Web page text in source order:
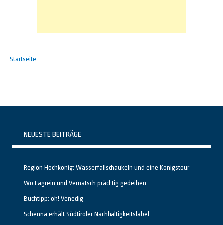
Startseite
NEUESTE BEITRÄGE
Region Hochkönig: Wasserfallschaukeln und eine Königstour
Wo Lagrein und Vernatsch prächtig gedeihen
Buchtipp: oh! Venedig
Schenna erhält Südtiroler Nachhaltigkeitslabel